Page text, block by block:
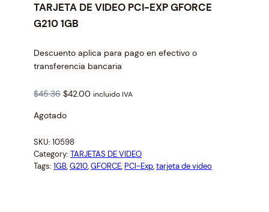
TARJETA DE VIDEO PCI-EXP GFORCE
G210 1GB
Descuento aplica para pago en efectivo o
transferencia bancaria
$45.36 O
i
i
n
a
$42.00 C
n
t
incluido IVA
Agotado
SKU: 10598
Category: TARJETAS DE VIDEO
Tags: 1GB, G210, GFORCE, PCI-Exp, tarjeta de video